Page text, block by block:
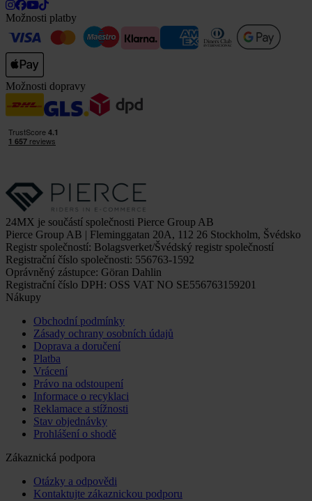
Možnosti platby
Možnosti dopravy
24MX je součástí společnosti Pierce Group AB
Pierce Group AB | Fleminggatan 20A, 112 26 Stockholm, Švédsko
Registr společností: Bolagsverket/Švédský registr společností
Registrační číslo společnosti: 556763-1592
Oprávněný zástupce: Göran Dahlin
Registrační číslo DPH: OSS VAT NO SE556763159201
Nákupy
Obchodní podmínky
Zásady ochrany osobních údajů
Doprava a doručení
Platba
Vrácení
Právo na odstoupení
Informace o recyklaci
Reklamace a stížnosti
Stav objednávky
Prohlášení o shodě
Zákaznická podpora
Otázky a odpovědi
Kontaktujte zákaznickou podporu